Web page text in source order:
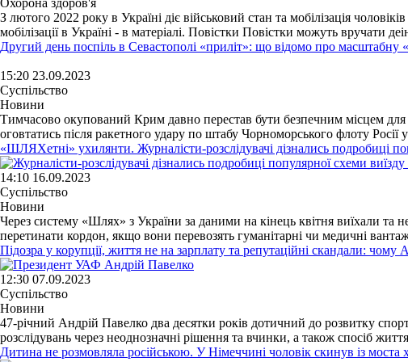
З лютого 2022 року в Україні діє військовий стан та мобілізація
мобілізації в Україні - в матеріалі. Повістки Повістки можуть вручати
Другий день поспіль в Севастополі «приліт»: що відомо про
15:20 23.09.2023
Суспільство
Новини
Тимчасово окупований Крим давно перестав бути безпечним місцем для
оговтатись після ракетного удару по штабу Чорноморського флоту Росії
«ШЛЯХетні» ухилянти. Журналісти-розслідувачі дізнались подробиці
14:10 16.09.2023
Суспільство
Новини
Через систему «Шлях» з України за даними на кінець квітня виїхали та
перетинати кордон, якщо вони перевозять гуманітарні чи медичні
Підозра у корупції, життя не на зарплату та репутаційні скандали:
12:30 07.09.2023
Суспільство
Новини
47-річний Андрій Павелко два десятки років дотичний до розвитку
розслідувань через неоднозначні рішення та вчинки, а також спосіб
Дитина не розмовляла російською. У Німеччині чоловік скинув із моста